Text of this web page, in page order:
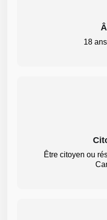
18
Être citoyen ou